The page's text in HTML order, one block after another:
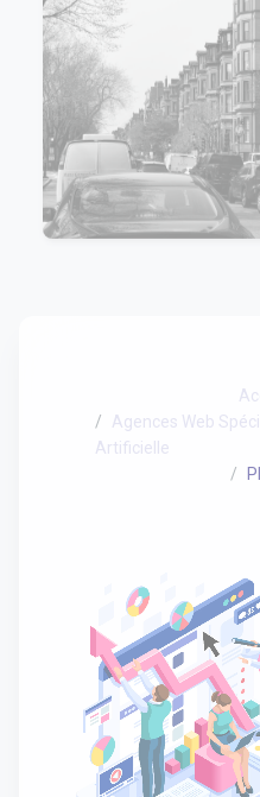
Agences Web
Artificielle